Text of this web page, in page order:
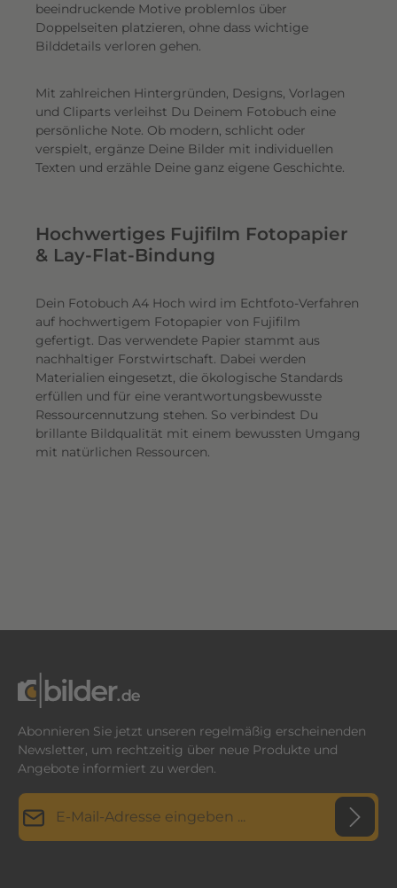
beeindruckende Motive problemlos über
Doppelseiten platzieren, ohne dass wichtige
Bilddetails verloren gehen.
Mit zahlreichen Hintergründen, Designs, Vorlagen
und Cliparts verleihst Du Deinem Fotobuch eine
persönliche Note. Ob modern, schlicht oder
verspielt, ergänze Deine Bilder mit individuellen
Texten und erzähle Deine ganz eigene Geschichte.
Hochwertiges Fujifilm Fotopapier
& Lay-Flat-Bindung
Dein Fotobuch A4 Hoch wird im Echtfoto-Verfahren
auf hochwertigem Fotopapier von Fujifilm
gefertigt. Das verwendete Papier stammt aus
nachhaltiger Forstwirtschaft. Dabei werden
Materialien eingesetzt, die ökologische Standards
erfüllen und für eine verantwortungsbewusste
Ressourcennutzung stehen. So verbindest Du
brillante Bildqualität mit einem bewussten Umgang
mit natürlichen Ressourcen.
Abonnieren Sie jetzt unseren regelmäßig erscheinenden
Newsletter, um rechtzeitig über neue Produkte und
Angebote informiert zu werden.
E-Mail-Adresse*